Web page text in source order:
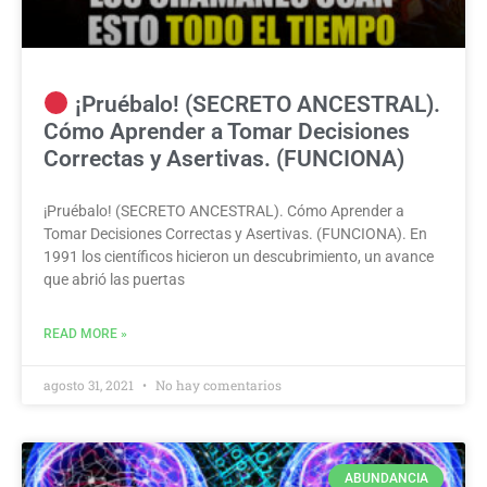
¡Pruébalo! (SECRETO ANCESTRAL).
Cómo Aprender a Tomar Decisiones
Correctas y Asertivas. (FUNCIONA)
¡Pruébalo! (SECRETO ANCESTRAL). Cómo Aprender a
Tomar Decisiones Correctas y Asertivas. (FUNCIONA). En
1991 los científicos hicieron un descubrimiento, un avance
que abrió las puertas
READ MORE »
agosto 31, 2021 No hay comentarios
ABUNDANCIA